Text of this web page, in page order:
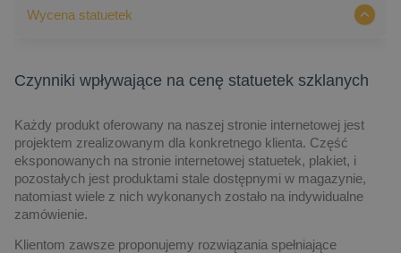
Wycena statuetek
Czynniki wpływające na cenę statuetek szklanych
Każdy produkt oferowany na naszej stronie internetowej jest
projektem zrealizowanym dla konkretnego klienta. Część
eksponowanych na stronie internetowej statuetek, plakiet, i
pozostałych jest produktami stale dostępnymi w magazynie,
natomiast wiele z nich wykonanych zostało na indywidualne
zamówienie.
Klientom zawsze proponujemy rozwiązania spełniające